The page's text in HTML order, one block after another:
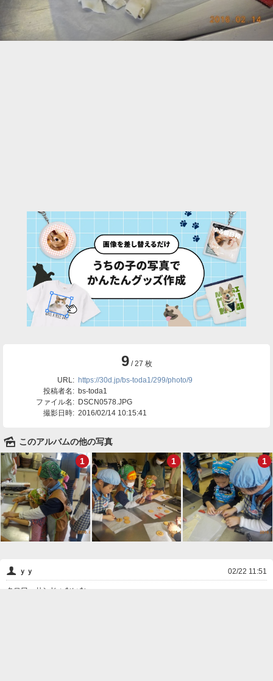
9 / 27 枚
URL: https://30d.jp/bs-toda1/299/photo/9
投稿者名: bs-toda1
ファイル名: DSCN0578.JPG
撮影日時: 2016/02/14 10:15:41
🌄 このアルバムの他の写真
1
1 1
👤 ｙｙ 02/22 11:51
クロワッサンじゃないな～